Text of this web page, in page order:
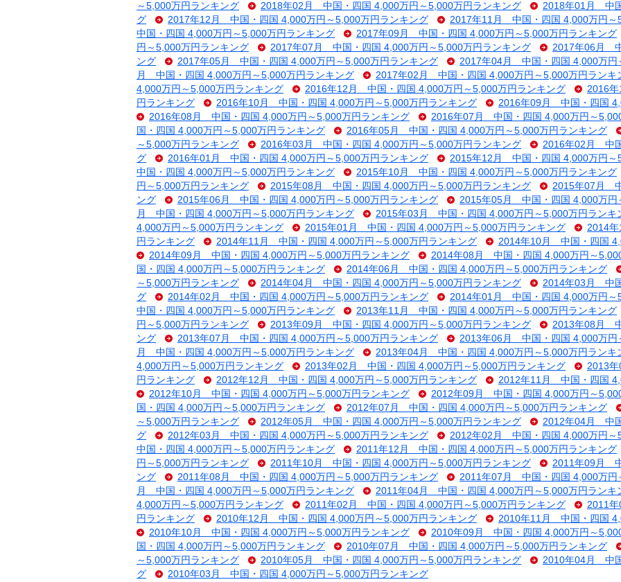
～5,000万円ランキング
2018年02月 中国・四国 4,000万円～5,000万円ランキング
2018年01月 中
グ
2017年12月 中国・四国 4,000万円～5,000万円ランキング
2017年11月 中国・四国 4,000万円～
中国・四国 4,000万円～5,000万円ランキング
2017年09月 中国・四国 4,000万円～5,000万円ランキング
円～5,000万円ランキング
2017年07月 中国・四国 4,000万円～5,000万円ランキング
2017年06月
ング
2017年05月 中国・四国 4,000万円～5,000万円ランキング
2017年04月 中国・四国 4,000万円
月 中国・四国 4,000万円～5,000万円ランキング
2017年02月 中国・四国 4,000万円～5,000万円ランキ
4,000万円～5,000万円ランキング
2016年12月 中国・四国 4,000万円～5,000万円ランキング
2016
円ランキング
2016年10月 中国・四国 4,000万円～5,000万円ランキング
2016年09月 中国・四国
2016年08月 中国・四国 4,000万円～5,000万円ランキング
2016年07月 中国・四国 4,000万円～
国・四国 4,000万円～5,000万円ランキング
2016年05月 中国・四国 4,000万円～5,000万円ランキング
～5,000万円ランキング
2016年03月 中国・四国 4,000万円～5,000万円ランキング
2016年02月 中
グ
2016年01月 中国・四国 4,000万円～5,000万円ランキング
2015年12月 中国・四国 4,000万円～
中国・四国 4,000万円～5,000万円ランキング
2015年10月 中国・四国 4,000万円～5,000万円ランキング
円～5,000万円ランキング
2015年08月 中国・四国 4,000万円～5,000万円ランキング
2015年07月
ング
2015年06月 中国・四国 4,000万円～5,000万円ランキング
2015年05月 中国・四国 4,000万円
月 中国・四国 4,000万円～5,000万円ランキング
2015年03月 中国・四国 4,000万円～5,000万円ランキ
4,000万円～5,000万円ランキング
2015年01月 中国・四国 4,000万円～5,000万円ランキング
2014
円ランキング
2014年11月 中国・四国 4,000万円～5,000万円ランキング
2014年10月 中国・四国
2014年09月 中国・四国 4,000万円～5,000万円ランキング
2014年08月 中国・四国 4,000万円～
国・四国 4,000万円～5,000万円ランキング
2014年06月 中国・四国 4,000万円～5,000万円ランキング
～5,000万円ランキング
2014年04月 中国・四国 4,000万円～5,000万円ランキング
2014年03月 中
グ
2014年02月 中国・四国 4,000万円～5,000万円ランキング
2014年01月 中国・四国 4,000万円～
中国・四国 4,000万円～5,000万円ランキング
2013年11月 中国・四国 4,000万円～5,000万円ランキング
円～5,000万円ランキング
2013年09月 中国・四国 4,000万円～5,000万円ランキング
2013年08月
ング
2013年07月 中国・四国 4,000万円～5,000万円ランキング
2013年06月 中国・四国 4,000万円
月 中国・四国 4,000万円～5,000万円ランキング
2013年04月 中国・四国 4,000万円～5,000万円ランキ
4,000万円～5,000万円ランキング
2013年02月 中国・四国 4,000万円～5,000万円ランキング
2013
円ランキング
2012年12月 中国・四国 4,000万円～5,000万円ランキング
2012年11月 中国・四国
2012年10月 中国・四国 4,000万円～5,000万円ランキング
2012年09月 中国・四国 4,000万円～
国・四国 4,000万円～5,000万円ランキング
2012年07月 中国・四国 4,000万円～5,000万円ランキング
～5,000万円ランキング
2012年05月 中国・四国 4,000万円～5,000万円ランキング
2012年04月 中
グ
2012年03月 中国・四国 4,000万円～5,000万円ランキング
2012年02月 中国・四国 4,000万円～
中国・四国 4,000万円～5,000万円ランキング
2011年12月 中国・四国 4,000万円～5,000万円ランキング
円～5,000万円ランキング
2011年10月 中国・四国 4,000万円～5,000万円ランキング
2011年09月
ング
2011年08月 中国・四国 4,000万円～5,000万円ランキング
2011年07月 中国・四国 4,000万円
月 中国・四国 4,000万円～5,000万円ランキング
2011年04月 中国・四国 4,000万円～5,000万円ランキ
4,000万円～5,000万円ランキング
2011年02月 中国・四国 4,000万円～5,000万円ランキング
2011
円ランキング
2010年12月 中国・四国 4,000万円～5,000万円ランキング
2010年11月 中国・四国
2010年10月 中国・四国 4,000万円～5,000万円ランキング
2010年09月 中国・四国 4,000万円～
国・四国 4,000万円～5,000万円ランキング
2010年07月 中国・四国 4,000万円～5,000万円ランキング
～5,000万円ランキング
2010年05月 中国・四国 4,000万円～5,000万円ランキング
2010年04月 中
グ
2010年03月 中国・四国 4,000万円～5,000万円ランキング